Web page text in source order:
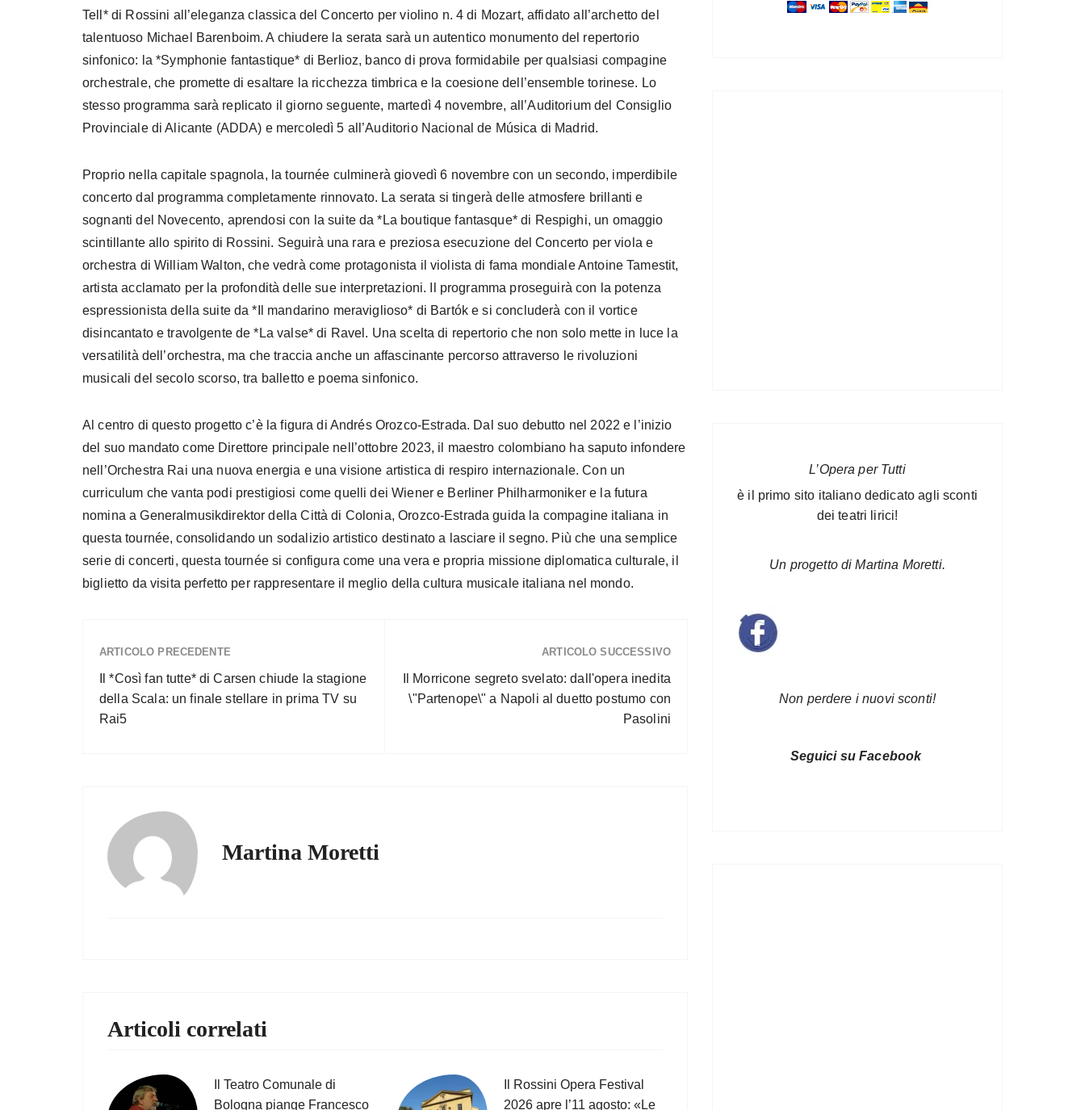
Tell* di Rossini all’eleganza classica del Concerto per violino n. 4 di Mozart, affidato all’archetto del
talentuoso Michael Barenboim. A chiudere la serata sarà un autentico monumento del repertorio
sinfonico: la *Symphonie fantastique* di Berlioz, banco di prova formidabile per qualsiasi compagine
orchestrale, che promette di esaltare la ricchezza timbrica e la coesione dell’ensemble torinese. Lo
stesso programma sarà replicato il giorno seguente, martedì 4 novembre, all’Auditorium del Consiglio
Provinciale di Alicante (ADDA) e mercoledì 5 all’Auditorio Nacional de Música di Madrid.
Proprio nella capitale spagnola, la tournée culminerà giovedì 6 novembre con un secondo, imperdibile
concerto dal programma completamente rinnovato. La serata si tingerà delle atmosfere brillanti e
sognanti del Novecento, aprendosi con la suite da *La boutique fantasque* di Respighi, un omaggio
scintillante allo spirito di Rossini. Seguirà una rara e preziosa esecuzione del Concerto per viola e
orchestra di William Walton, che vedrà come protagonista il violista di fama mondiale Antoine Tamestit,
artista acclamato per la profondità delle sue interpretazioni. Il programma proseguirà con la potenza
espressionista della suite da *Il mandarino meraviglioso* di Bartók e si concluderà con il vortice
disincantato e travolgente de *La valse* di Ravel. Una scelta di repertorio che non solo mette in luce la
versatilità dell’orchestra, ma che traccia anche un affascinante percorso attraverso le rivoluzioni
musicali del secolo scorso, tra balletto e poema sinfonico.
Al centro di questo progetto c’è la figura di Andrés Orozco-Estrada. Dal suo debutto nel 2022 e l’inizio
del suo mandato come Direttore principale nell’ottobre 2023, il maestro colombiano ha saputo infondere
nell’Orchestra Rai una nuova energia e una visione artistica di respiro internazionale. Con un
curriculum che vanta podi prestigiosi come quelli dei Wiener e Berliner Philharmoniker e la futura
nomina a Generalmusikdirektor della Città di Colonia, Orozco-Estrada guida la compagine italiana in
questa tournée, consolidando un sodalizio artistico destinato a lasciare il segno. Più che una semplice
serie di concerti, questa tournée si configura come una vera e propria missione diplomatica culturale, il
biglietto da visita perfetto per rappresentare il meglio della cultura musicale italiana nel mondo.
ARTICOLO PRECEDENTE
Il *Così fan tutte* di Carsen chiude la stagione
della Scala: un finale stellare in prima TV su
Rai5
ARTICOLO SUCCESSIVO
Il Morricone segreto svelato: dall'opera inedita
\"Partenope\" a Napoli al duetto postumo con
Pasolini
Martina Moretti
Articoli correlati
Il Teatro Comunale di
Bologna piange Francesco
Il Rossini Opera Festival
2026 apre l’11 agosto: «Le
L’Opera per Tutti
è il primo sito italiano dedicato agli sconti
dei teatri lirici!
Un progetto di Martina Moretti.
Non perdere i nuovi sconti!
Seguici su Facebook